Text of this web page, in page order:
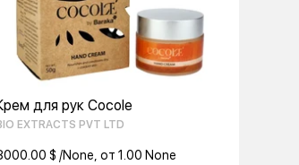
для рук Cocole
EXTRACTS PVT LTD
$ /None, от 1.00 None